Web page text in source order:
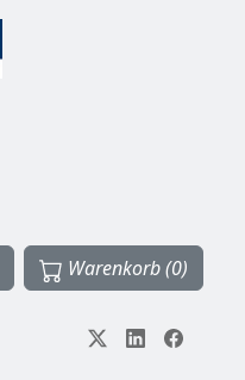
Warenkorb (0)